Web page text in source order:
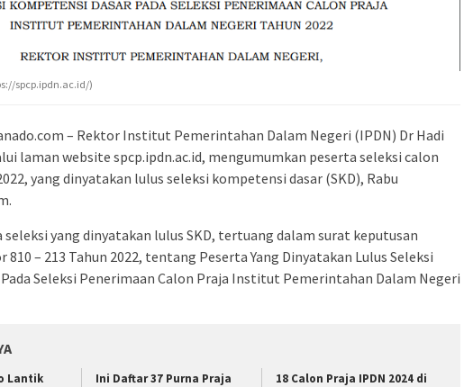
spcp.ipdn.ac.id/)
– Rektor Institut Pemerintahan Dalam Negeri (IPDN) Dr Hadi
laman website spcp.ipdn.ac.id, mengumumkan peserta seleksi calon
yang dinyatakan lulus seleksi kompetensi dasar (SKD), Rabu
yang dinyatakan lulus SKD, tertuang dalam surat keputusan
– 213 Tahun 2022, tentang Peserta Yang Dinyatakan Lulus Seleksi
Seleksi Penerimaan Calon Praja Institut Pemerintahan Dalam Negeri
Lantik
Ini Daftar 37 Purna Praja
18 Calon Praja IPDN 2024 di